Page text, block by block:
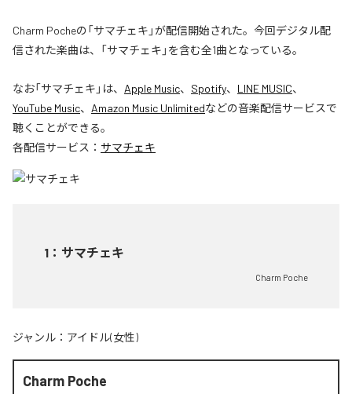
Charm Pocheの「サマチェキ」が配信開始された。今回デジタル配
信された楽曲は、「サマチェキ」を含む全1曲となっている。
なお「サマチェキ 」は、 Apple Music、 Spotify、 LINE MUSIC、
YouTube Music、 Amazon Music Unlimitedなどの音楽配信サービスで
聴くことができる。
各配信サービス： サマチェキ
1 ： サマチェキ
Charm Poche
ジャンル： アイドル(女性)
Charm Poche